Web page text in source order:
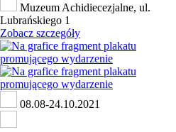
Muzeum Achidiecezjalne, ul.
Lubrańskiego 1
Zobacz szczegóły
08.08-24.10.2021